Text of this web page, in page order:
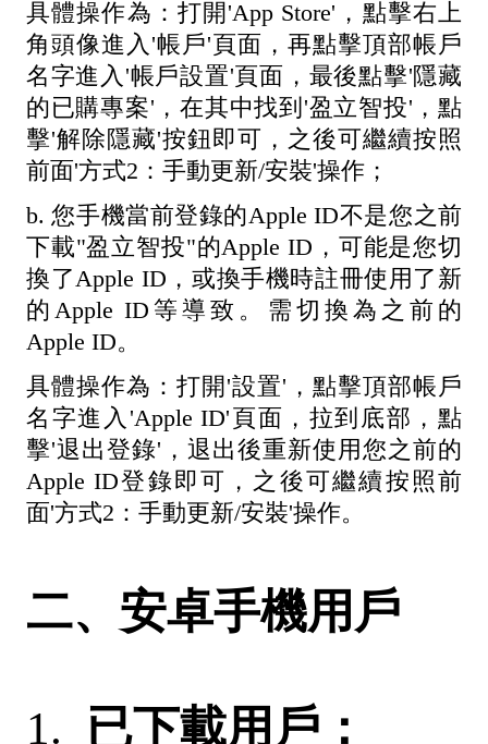
具體操作為：打開'App Store'，點擊右上
角頭像進入'帳戶'頁面，再點擊頂部帳戶
名字進入'帳戶設置'頁面，最後點擊'隱藏
的已購專案'，在其中找到'盈立智投'，點
擊'解除隱藏'按鈕即可，之後可繼續按照
前面'方式2：手動更新/安裝'操作；
b. 您手機當前登錄的Apple ID不是您之前
下載"盈立智投"的Apple ID，可能是您切
換了Apple ID，或換手機時註冊使用了新
的Apple ID等導致。需切換為之前的
Apple ID。
具體操作為：打開'設置'，點擊頂部帳戶
名字進入'Apple ID'頁面，拉到底部，點
擊'退出登錄'，退出後重新使用您之前的
Apple ID登錄即可，之後可繼續按照前
面'方式2：手動更新/安裝'操作。
二、安卓手機用戶
1. 已下載用戶：